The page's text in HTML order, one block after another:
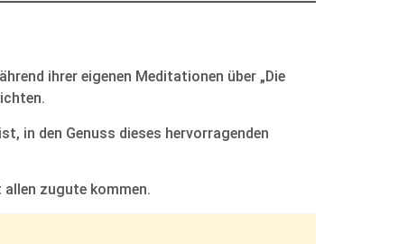
ihrer eigenen Meditationen über „Die
in den Genuss dieses hervorragenden
zugute kommen.